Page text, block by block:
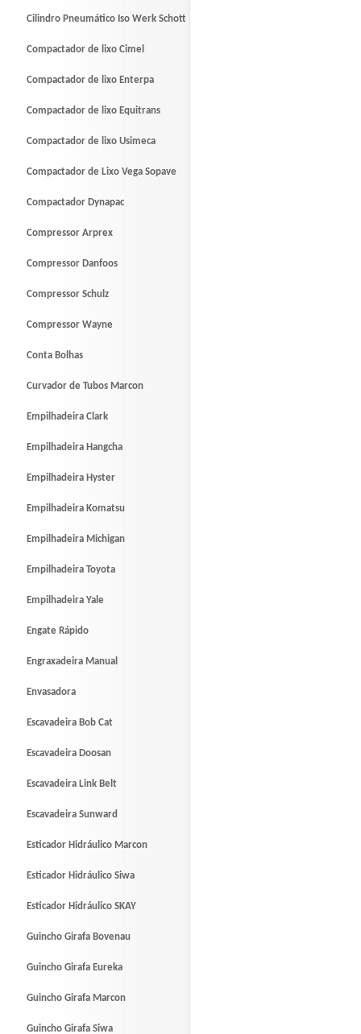
Cilindro Pneumático Iso Werk Schott
Compactador de lixo Cimel
Compactador de lixo Enterpa
Compactador de lixo Equitrans
Compactador de lixo Usimeca
Compactador de Lixo Vega Sopave
Compactador Dynapac
Compressor Arprex
Compressor Danfoos
Compressor Schulz
Compressor Wayne
Conta Bolhas
Curvador de Tubos Marcon
Empilhadeira Clark
Empilhadeira Hangcha
Empilhadeira Hyster
Empilhadeira Komatsu
Empilhadeira Michigan
Empilhadeira Toyota
Empilhadeira Yale
Engate Rápido
Engraxadeira Manual
Envasadora
Escavadeira Bob Cat
Escavadeira Doosan
Escavadeira Link Belt
Escavadeira Sunward
Esticador Hidráulico Marcon
Esticador Hidráulico Siwa
Esticador Hidráulico SKAY
Guincho Girafa Bovenau
Guincho Girafa Eureka
Guincho Girafa Marcon
Guincho Girafa Siwa